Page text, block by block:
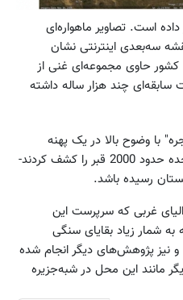
است. تصاویر ماهواره‌ای
سه‌بعدی اینترنتی نشان
حاوی مجموعه‌ای غنی از
چند هزار ساله داشته
با وضوح بالا در یک پهنه
صخره‌ای آتشفشانی در شرق شهر جده حدود 2000 قبر را کشف کردند-
رسیده باشد.
غربی که سرپرست این
شمار زیاد بقایای سنگی
و نیز پژوهش‌های دیگر انجام شده
مانند این محل در شبه‌جزیره